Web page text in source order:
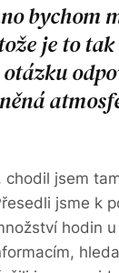
bychom
je to
jsem
jsme k
hodin